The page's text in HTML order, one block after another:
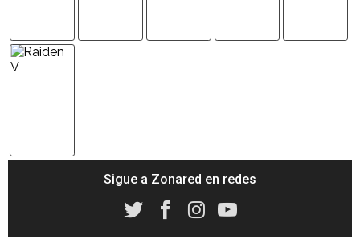
Sigue a Zonared en redes